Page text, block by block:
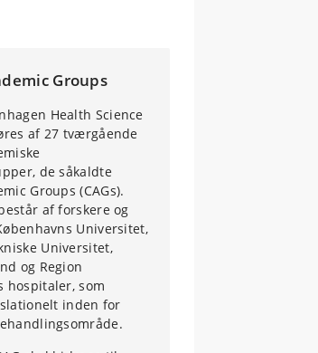
Groups
Health Science
af 27 tværgående
de såkaldte
Groups (CAGs).
af forskere og
Universitet,
Universitet,
og Region
hospitaler, som
inden for